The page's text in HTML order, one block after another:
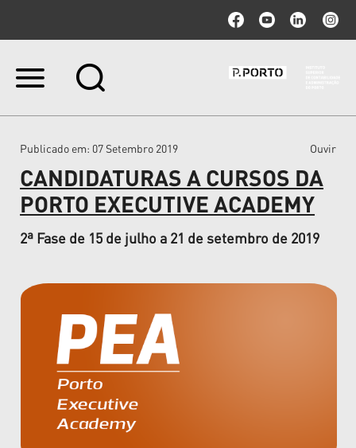
Ir
Ir
navegação
Publicado em: 07 Setembro 2019 Ouvir
CANDIDATURAS A CURSOS DA
PORTO EXECUTIVE ACADEMY
2ª Fase de 15 de julho a 21 de setembro de 2019